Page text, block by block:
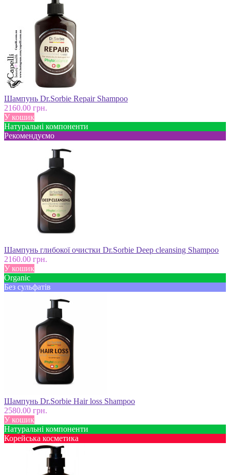
Шампунь Dr.Sorbie Repair Shampoo
2160.00 грн.
У кошик
Натуральні компоненти
Рекомендуємо
Шампунь глибокої очистки Dr.Sorbie Deep cleansing Shampoo
2160.00 грн.
У кошик
Оrganic
Без сульфатів
Шампунь Dr.Sorbie Hair loss Shampoo
2580.00 грн.
У кошик
Натуральні компоненти
Корейська косметика